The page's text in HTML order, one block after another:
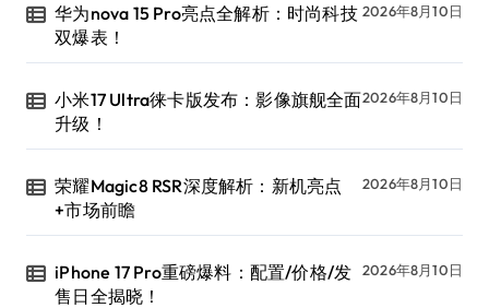
华为nova 15 Pro亮点全解析：时尚科技
双爆表！
2026年8月10日
小米17 Ultra徕卡版发布：影像旗舰全面
升级！
2026年8月10日
荣耀Magic8 RSR深度解析：新机亮点
+市场前瞻
2026年8月10日
iPhone 17 Pro重磅爆料：配置/价格/发
售日全揭晓！
2026年8月10日